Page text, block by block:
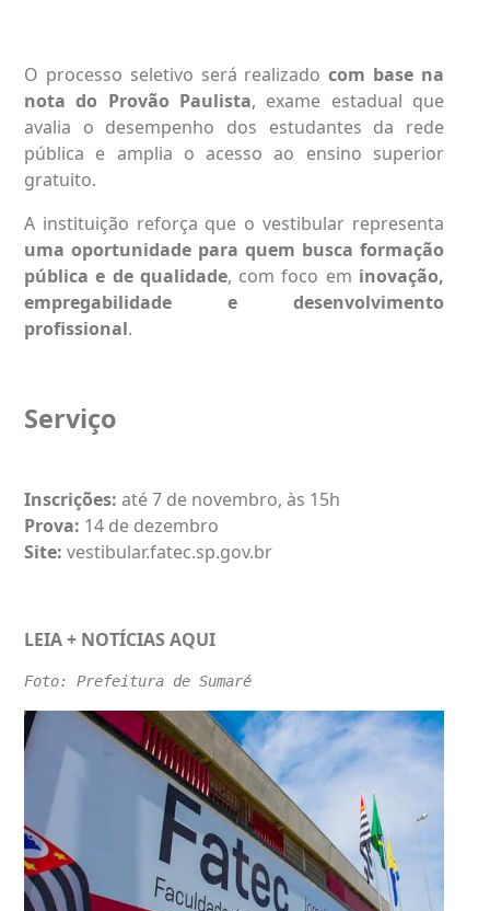
O processo seletivo será realizadocom base na
nota do Provão Paulista, exame estadual que
avalia o desempenho dos estudantes da rede
pública e amplia o acesso ao ensino superior
gratuito.
A instituição reforça que o vestibular representa
uma oportunidade para quem busca formação
pública e de qualidade, com foco em inovação,
empregabilidade e desenvolvimento
profissional.
Serviço
Inscrições: até 7 de novembro, às 15h
Prova: 14 de dezembro
Site: vestibular.fatec.sp.gov.br
LEIA + NOTÍCIAS AQUI
Foto: Prefeitura de Sumaré